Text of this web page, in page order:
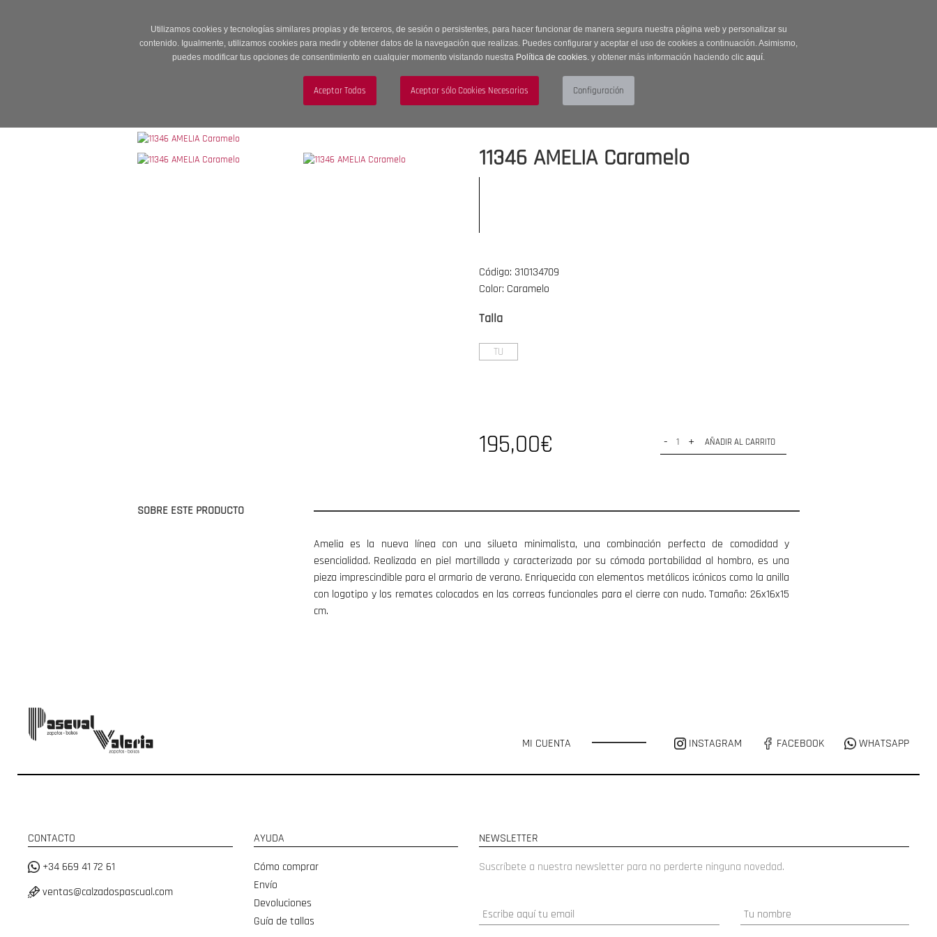
Utilizamos cookies y tecnologías similares propias y de terceros, de sesión o persistentes, para hacer funcionar de manera segura nuestra página web y personalizar su
contenido. Igualmente, utilizamos cookies para medir y obtener datos de la navegación que realizas. Puedes configurar y aceptar el uso de cookies a continuación. Asimismo,
puedes modificar tus opciones de consentimiento en cualquier momento visitando nuestra Política de cookies. y obtener más información haciendo clic aquí.
MUJER HOMBRE ACCESORIOS
11346 AMELIA Caramelo
Código: 310134709
Color: Caramelo
Talla
TU
195,00€ - + AÑADIR AL CARRITO
SOBRE ESTE PRODUCTO
Amelia es la nueva línea con una silueta minimalista, una combinación perfecta de comodidad y
esencialidad. Realizada en piel martillada y caracterizada por su cómoda portabilidad al hombro, es una
pieza imprescindible para el armario de verano. Enriquecida con elementos metálicos icónicos como la anilla
con logotipo y los remates colocados en las correas funcionales para el cierre con nudo. Tamaño: 26x16x15
cm.
MI CUENTA INSTAGRAM FACEBOOK WHATSAPP
CONTACTO
+34 669 41 72 61
ventas@calzadospascual.com
AYUDA
Cómo comprar
Envío
Devoluciones
Guía de tallas
NEWSLETTER
Suscríbete a nuestra newsletter para no perderte ninguna novedad.